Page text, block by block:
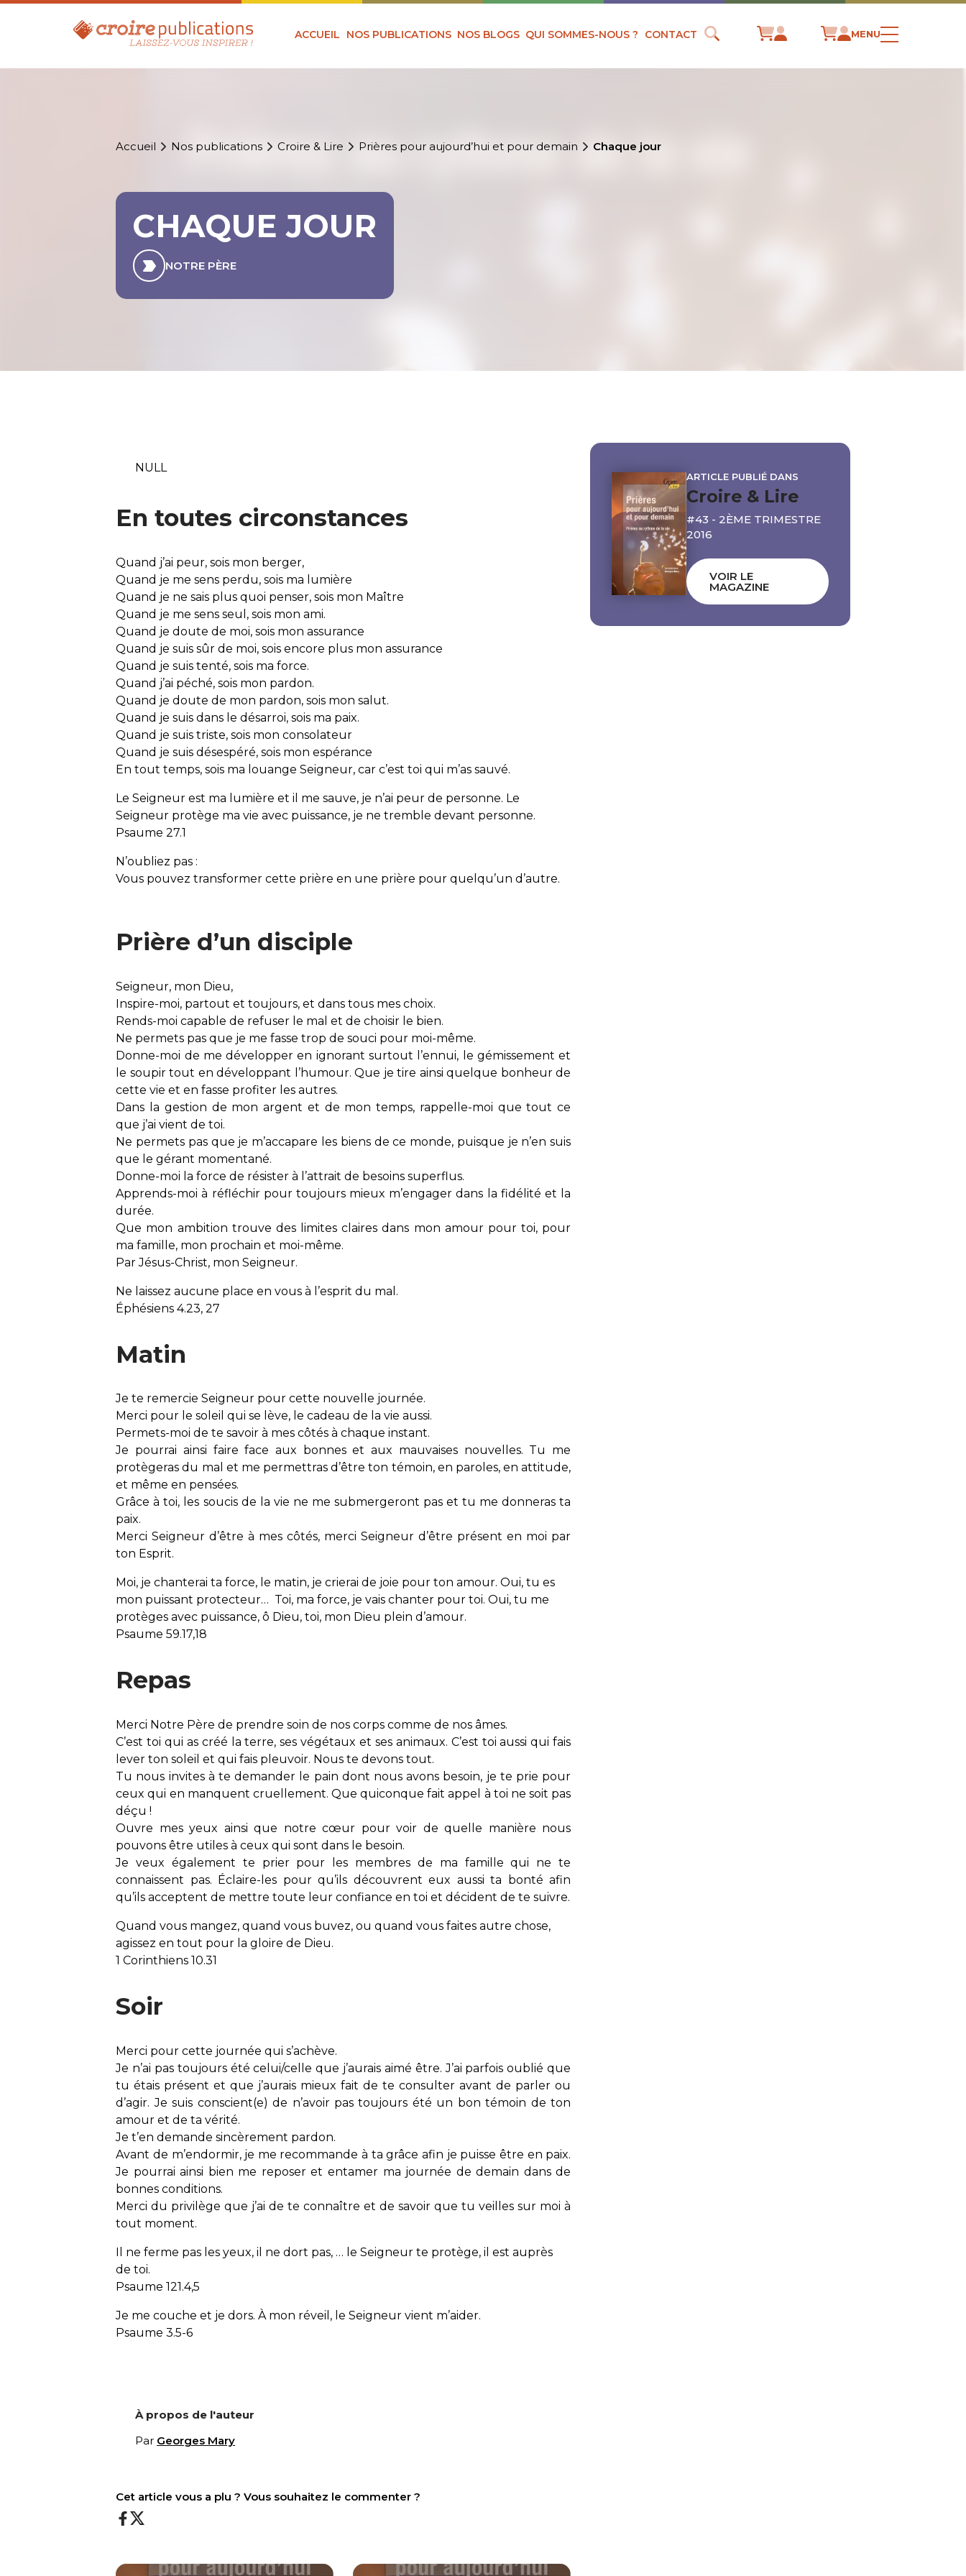
ACCUEIL NOS PUBLICATIONS NOS BLOGS QUI SOMMES-NOUS ? CONTACT MENU
Accueil Nos publications Croire & Lire Prières pour aujourd’hui et pour demain Chaque jour
CHAQUE JOUR
NOTRE PÈRE
NULL
En toutes circonstances
Quand j’ai peur, sois mon berger,
Quand je me sens perdu, sois ma lumière
Quand je ne sais plus quoi penser, sois mon Maître
Quand je me sens seul, sois mon ami.
Quand je doute de moi, sois mon assurance
Quand je suis sûr de moi, sois encore plus mon assurance
Quand je suis tenté, sois ma force.
Quand j’ai péché, sois mon pardon.
Quand je doute de mon pardon, sois mon salut.
Quand je suis dans le désarroi, sois ma paix.
Quand je suis triste, sois mon consolateur
Quand je suis désespéré, sois mon espérance
En tout temps, sois ma louange Seigneur, car c’est toi qui m’as sauvé.
Le Seigneur est ma lumière et il me sauve, je n’ai peur de personne. Le
Seigneur protège ma vie avec puissance, je ne tremble devant personne.
Psaume 27.1
N’oubliez pas :
Vous pouvez transformer cette prière en une prière pour quelqu’un d’autre.
Prière d’un disciple
Seigneur, mon Dieu,
Inspire-moi, partout et toujours, et dans tous mes choix.
Rends-moi capable de refuser le mal et de choisir le bien.
Ne permets pas que je me fasse trop de souci pour moi-même.
Donne-moi de me développer en ignorant surtout l’ennui, le gémissement et
le soupir tout en développant l’humour. Que je tire ainsi quelque bonheur de
cette vie et en fasse profiter les autres.
Dans la gestion de mon argent et de mon temps, rappelle-moi que tout ce
que j’ai vient de toi.
Ne permets pas que je m’accapare les biens de ce monde, puisque je n’en suis
que le gérant momentané.
Donne-moi la force de résister à l’attrait de besoins superflus.
Apprends-moi à réfléchir pour toujours mieux m’engager dans la fidélité et la
durée.
Que mon ambition trouve des limites claires dans mon amour pour toi, pour
ma famille, mon prochain et moi-même.
Par Jésus-Christ, mon Seigneur.
Ne laissez aucune place en vous à l’esprit du mal.
Éphésiens 4.23, 27
Matin
Je te remercie Seigneur pour cette nouvelle journée.
Merci pour le soleil qui se lève, le cadeau de la vie aussi.
Permets-moi de te savoir à mes côtés à chaque instant.
Je pourrai ainsi faire face aux bonnes et aux mauvaises nouvelles. Tu me
protègeras du mal et me permettras d’être ton témoin, en paroles, en attitude,
et même en pensées.
Grâce à toi, les soucis de la vie ne me submergeront pas et tu me donneras ta
paix.
Merci Seigneur d’être à mes côtés, merci Seigneur d’être présent en moi par
ton Esprit.
Moi, je chanterai ta force, le matin, je crierai de joie pour ton amour. Oui, tu es
mon puissant protecteur… Toi, ma force, je vais chanter pour toi. Oui, tu me
protèges avec puissance, ô Dieu, toi, mon Dieu plein d’amour.
Psaume 59.17,18
Repas
Merci Notre Père de prendre soin de nos corps comme de nos âmes.
C’est toi qui as créé la terre, ses végétaux et ses animaux. C’est toi aussi qui fais
lever ton soleil et qui fais pleuvoir. Nous te devons tout.
Tu nous invites à te demander le pain dont nous avons besoin, je te prie pour
ceux qui en manquent cruellement. Que quiconque fait appel à toi ne soit pas
déçu !
Ouvre mes yeux ainsi que notre cœur pour voir de quelle manière nous
pouvons être utiles à ceux qui sont dans le besoin.
Je veux également te prier pour les membres de ma famille qui ne te
connaissent pas. Éclaire-les pour qu’ils découvrent eux aussi ta bonté afin
qu’ils acceptent de mettre toute leur confiance en toi et décident de te suivre.
Quand vous mangez, quand vous buvez, ou quand vous faites autre chose,
agissez en tout pour la gloire de Dieu.
1 Corinthiens 10.31
Soir
Merci pour cette journée qui s’achève.
Je n’ai pas toujours été celui/celle que j’aurais aimé être. J’ai parfois oublié que
tu étais présent et que j’aurais mieux fait de te consulter avant de parler ou
d’agir. Je suis conscient(e) de n’avoir pas toujours été un bon témoin de ton
amour et de ta vérité.
Je t’en demande sincèrement pardon.
Avant de m’endormir, je me recommande à ta grâce afin je puisse être en paix.
Je pourrai ainsi bien me reposer et entamer ma journée de demain dans de
bonnes conditions.
Merci du privilège que j’ai de te connaître et de savoir que tu veilles sur moi à
tout moment.
Il ne ferme pas les yeux, il ne dort pas, … le Seigneur te protège, il est auprès
de toi.
Psaume 121.4,5
Je me couche et je dors. À mon réveil, le Seigneur vient m’aider.
Psaume 3.5-6
À propos de l'auteur
Par Georges Mary
Cet article vous a plu ? Vous souhaitez le commenter ?
ARTICLE PUBLIÉ DANS
Croire & Lire
#43 - 2ÈME TRIMESTRE
2016
VOIR LE
MAGAZINE